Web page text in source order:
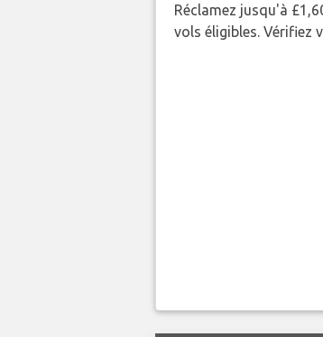
Réclamez jusqu'à
vols éligibles. Vérifiez